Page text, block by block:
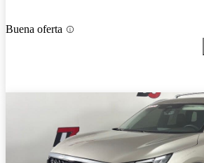
Buena oferta